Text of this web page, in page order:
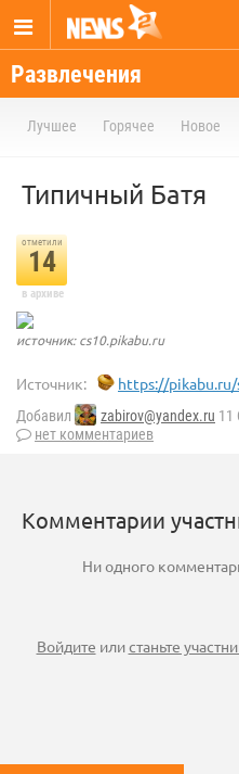
Развлечения
Лучшее Горячее Новое
Типичный Батя
отметили
14
в архиве
источник: cs10.pikabu.ru
Источник: https://
Добавил zabirov@yandex.ru 11
нет комментариев
Комментарии
Ни одного
Войдите илистаньте